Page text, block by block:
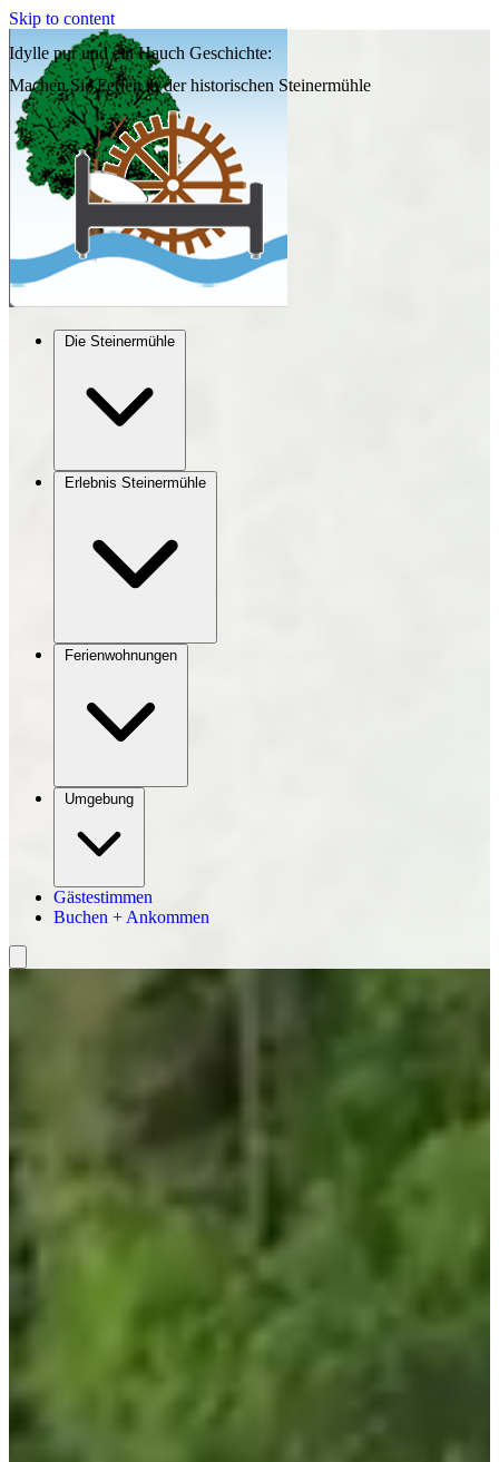
Skip to content
Die Steinermühle
Erlebnis Steinermühle
Ferienwohnungen
Umgebung
Gästestimmen
Buchen + Ankommen
Idylle pur und ein Hauch Geschichte:
Machen Sie Ferien in der historischen Steinermühle